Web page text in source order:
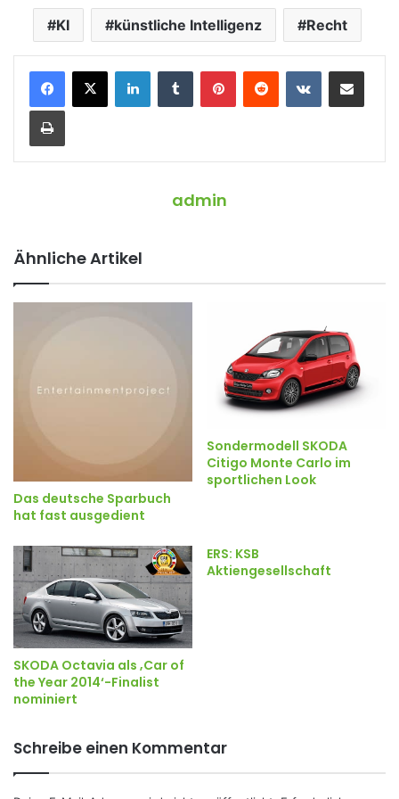
KI künstliche Intelligenz Recht
admin
Ähnliche Artikel
Das deutsche Sparbuch
hat fast ausgedient
Sondermodell SKODA
Citigo Monte Carlo im
sportlichen Look
SKODA Octavia als ‚Car of
the Year 2014‘-Finalist
nominiert
ERS: KSB
Aktiengesellschaft
Schreibe einen Kommentar